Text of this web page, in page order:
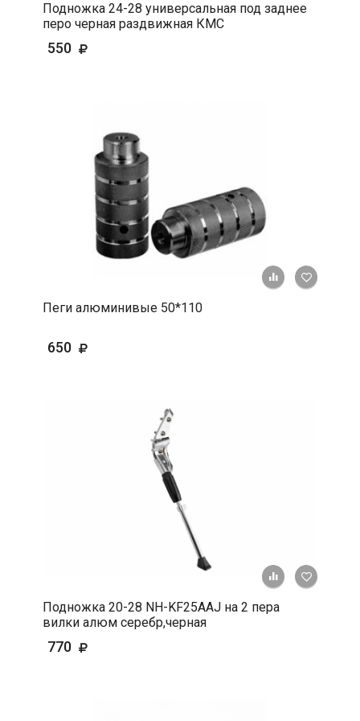
Подножка 24-28 универсальная под заднее
перо черная раздвижная КМС
550
+ К
Пеги алюминивые 50*110
650
+ К
Подножка 20-28 NH-KF25AAJ на 2 пера
вилки алюм серебр,черная
770